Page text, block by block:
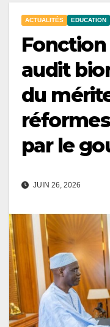
ACTUALITÉS EDUCATION
audit
du
par le
JUIN 26, 2026